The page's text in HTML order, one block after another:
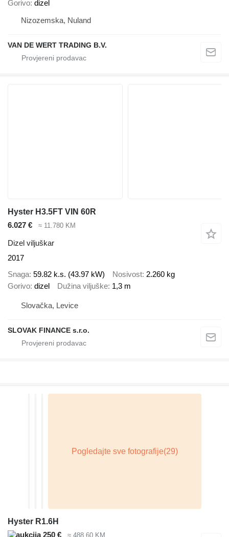
Gorivo dizel
Nizozemska, Nuland
VAN DE WERT TRADING B.V.
Hyster H3.5FT VIN 60R
6.027 €
≈ 11.780 KM
Dizel viljuškar
2017
Snaga 59.82 k.s. (43.97 kW) Nosivost 2.260 kg
Gorivo dizel Dužina viljuške 1,3 m
Slovačka, Levice
SLOVAK FINANCE s.r.o.
Hyster R1.6H
250 €
≈ 488,60 KM